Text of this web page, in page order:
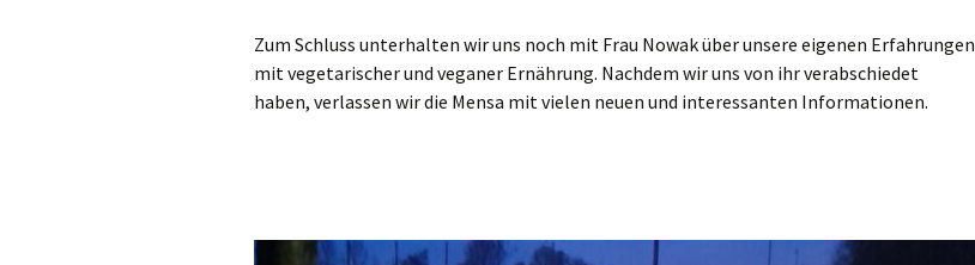
Meerbusch
Mettmann
Monheim
Zum Schluss unterhalten wir uns noch mit Frau Nowak über unsere eigenen Erfahrungen
mit vegetarischer und veganer Ernährung. Nachdem wir uns von ihr verabschiedet
haben, verlassen wir die Mensa mit vielen neuen und interessanten Informationen.